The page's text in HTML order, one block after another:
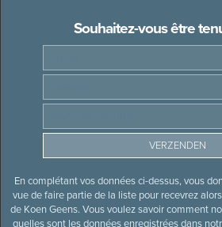
Souhaitez-vous être
En complétant vos données ci-dessus, vous
vue de faire partie de la liste pour recevrez
de Koen Geens. Vous voulez savoir comment
quelles sont les données enregistrées dans